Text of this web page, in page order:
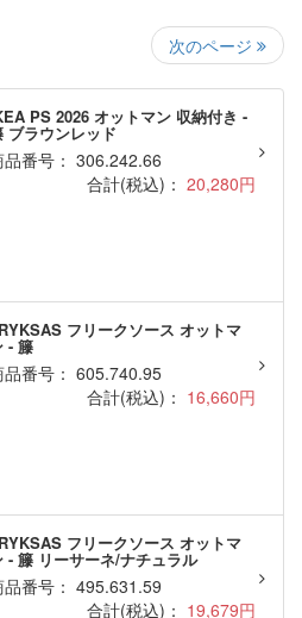
次のページ
PS 2026 オットマン 収納付き -
ブラウンレッド
品番号： 306.242.66
合計(税込)： 20,280円
フリークソース オットマ
- 籐
品番号： 605.740.95
合計(税込)： 16,660円
フリークソース オットマ
- 籐 リーサーネ/ナチュラル
品番号： 495.631.59
合計(税込)： 19,679円